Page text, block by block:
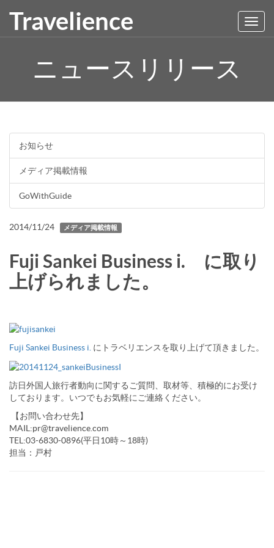
Travelience
ニュースリリース
お知らせ
メディア掲載情報
GoWithGuide
2014/11/24 メディア掲載情報
Fuji Sankei Business i. に取り
上げられました。
Fuji Sankei Business i. にトラベリエンスを取り上げて頂きました。
訪日外国人旅行者動向に関するご質問、取材等、積極的にお受け
しております。いつでもお気軽にご連絡ください。
【お問い合わせ先】
MAIL:pr@travelience.com
TEL:03-6830-0896(平日10時～18時)
担当：戸村